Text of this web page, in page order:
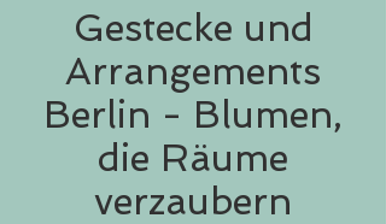
Gestecke und
Arrangements
Berlin - Blumen,
die Räume
verzaubern